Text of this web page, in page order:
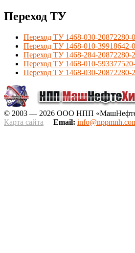
Переход ТУ
Переход ТУ 1468-030-20872280-
Переход ТУ 1468-010-39918642-
Переход ТУ 1468-284-20872280-
Переход ТУ 1468-010-
Переход ТУ 1468-030-20872280-
© 2003 — 2026 ООО НПП
Карта сайта
Email: